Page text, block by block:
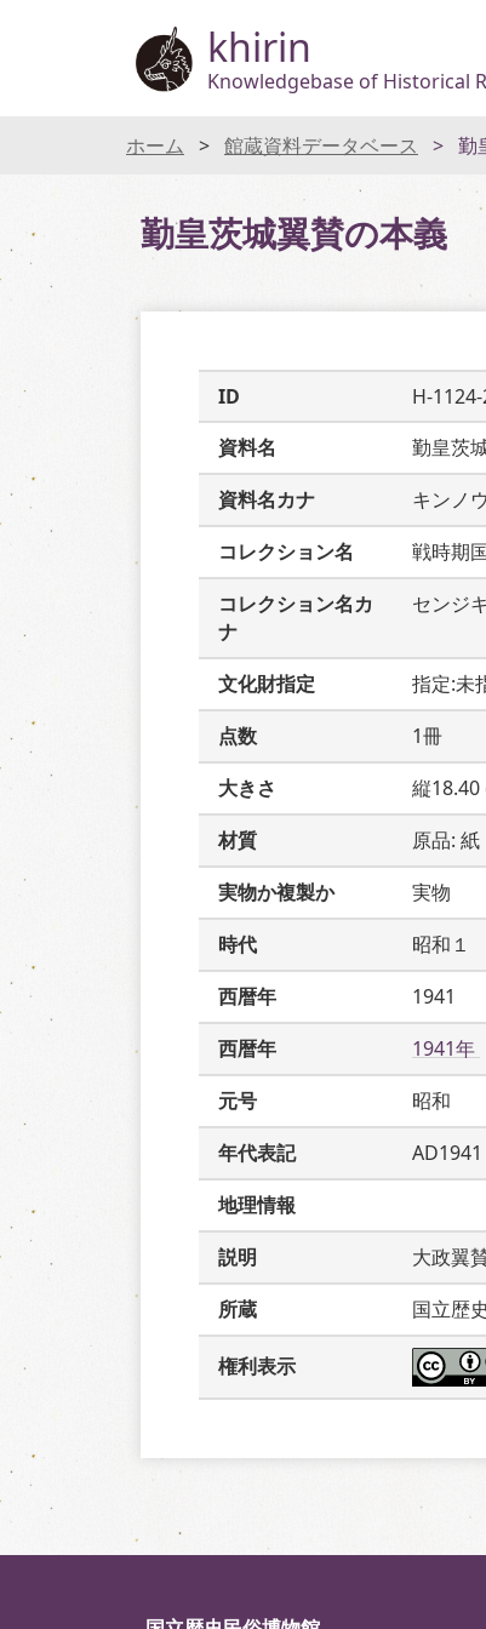
khirin
Knowledgebase of Historical
ホーム 館蔵資料データベース 勤
勤皇茨城翼賛の本義
ID
H-
資料名
勤皇茨
資料名カナ
キンノ
コレクション名
戦時期
コレクション名カ
ナ
センジ
文化財指定
指定:未
点数
1冊
大きさ
縦
材質
原品: 紙
実物か複製か
実物
時代
昭和１
西暦年
1941
西暦年
1941年
元号
昭和
年代表記
地理情報
説明
大政翼
所蔵
国立歴
権利表示